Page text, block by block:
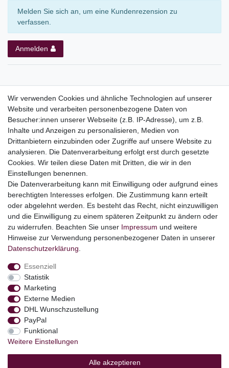
Melden Sie sich an, um eine Kundenrezension zu
verfassen.
Anmelden
Top Kategorien
Adventskalender
Geschenke
Booklets
Themen
Ostern
Angebote
stark reduzierte B-Ware
Kundenservice
Versand & Lieferung
Impressum
Barrierefreiheitserklärung
Vertrag widerrufen
Wir verwenden Cookies und ähnliche Technologien auf unserer
Website und verarbeiten personenbezogene Daten von
Besucher:innen unserer Webseite (z.B. IP-Adresse), um z.B.
Inhalte und Anzeigen zu personalisieren, Medien von
Drittanbietern einzubinden oder Zugriffe auf unsere Website zu
analysieren. Die Datenverarbeitung erfolgt erst durch gesetzte
Cookies. Wir teilen diese Daten mit Dritten, die wir in den
Einstellungen benennen.
Die Datenverarbeitung kann mit Einwilligung oder aufgrund eines
berechtigten Interesses erfolgen. Die Zustimmung kann erteilt
oder abgelehnt werden. Es besteht das Recht, nicht einzuwilligen
und die Einwilligung zu einem späteren Zeitpunkt zu ändern oder
zu widerrufen. Beachten Sie unser Impressum und weitere
Hinweise zur Verwendung personenbezogener Daten in unserer
Daten­schutz­erklärung
Essenziell
Statistik
Marketing
Externe Medien
DHL Wunschzustellung
PayPal
Funktional
Weitere Einstellungen
Alle akzeptieren